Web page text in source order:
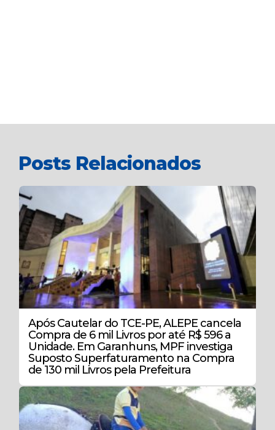
Posts Relacionados
Após Cautelar do TCE-PE, ALEPE cancela
Compra de 6 mil Livros por até R$ 596 a
Unidade. Em Garanhuns, MPF investiga
Suposto Superfaturamento na Compra
de 130 mil Livros pela Prefeitura